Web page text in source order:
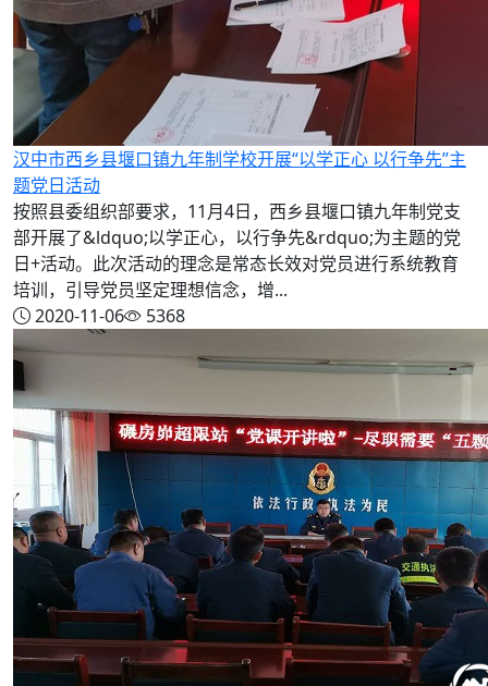
汉中市西乡县堰口镇九年制学校开展“以学正心 以行争先”主
题党日活动
按照县委组织部要求，11月4日，西乡县堰口镇九年制党支
部开展了&ldquo;以学正心，以行争先&rdquo;为主题的党
日+活动。此次活动的理念是常态长效对党员进行系统教育
培训，引导党员坚定理想信念，增...
2020-11-06
5368